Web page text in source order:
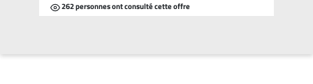
262 personnes ont consulté cette offre